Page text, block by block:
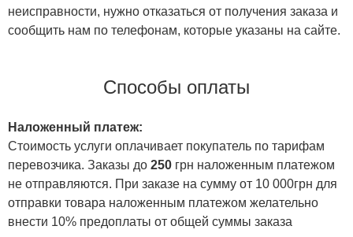
неисправности, нужно отказаться от получения заказа и
сообщить нам по телефонам, которые указаны на сайте.
Способы оплаты
Наложенный платеж:
Стоимость услуги оплачивает покупатель по тарифам
перевозчика. Заказы до 250 грн наложенным платежом
не отправляются. При заказе на сумму от 10 000грн для
отправки товара наложенным платежом желательно
внести 10% предоплаты от общей суммы заказа